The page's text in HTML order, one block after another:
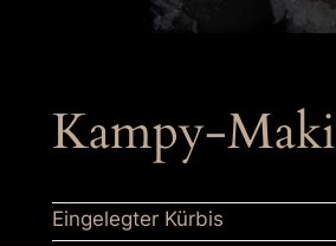
Kampy-Maki
Eingelegter Kürbis